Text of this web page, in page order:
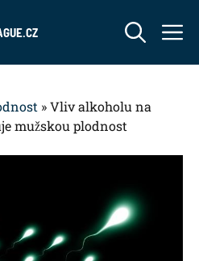
»Vliv alkoholu na
mužskou plodnost